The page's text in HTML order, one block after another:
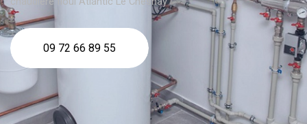
09 72 66 89 55